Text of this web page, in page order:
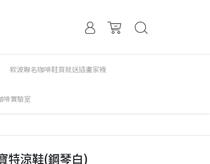
欸波聯名咖啡鞋買就送插畫家襪
啡實驗室
特涼鞋(鋼琴白)